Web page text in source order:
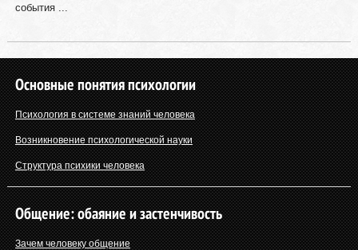
события ...
Основные понятия психологии
Психология в системе знаний человека
Возникновение психологической науки
Структура психики человека
Общение: обаяние и застенчивость
Зачем человеку общение